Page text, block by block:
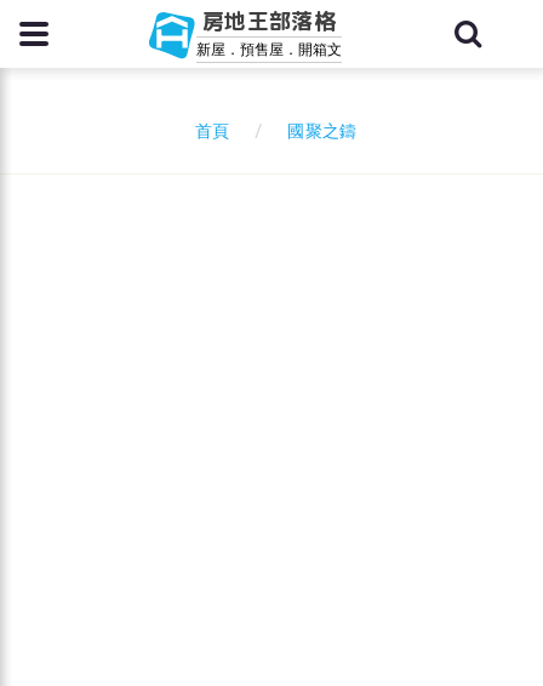
房地王部落格
新屋．預售屋．開箱文
首頁 國聚之鑄